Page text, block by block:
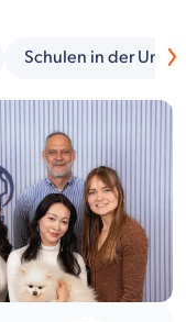
Schulen in der